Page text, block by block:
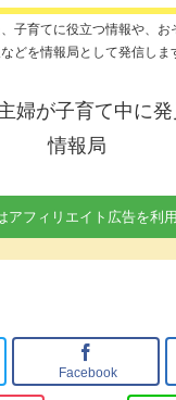
子育てに役立つ情報や、
どを情報局として発信しま
婦が子育て中に
情報局
アフィリエイト広告を利
Facebook